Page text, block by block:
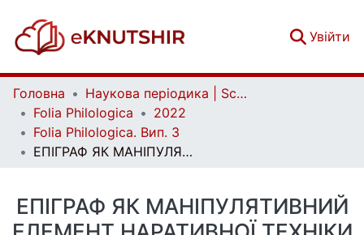
Увійти
Головна
Наукова періодика | Scientific periodicals
Folia Philologica
2022
Folia Philologica. Вип. 3
ЕПІГРАФ ЯК МАНІПУЛЯТИВНИЙ ЕЛЕМЕНТ НАРАТИВНОЇ ТЕХНІКИ СУЧАСНОЇ ФРАНЦУЗЬКОЇ ЖІНОЧОЇ ПРОЗИ
ЕПІГРАФ ЯК МАНІПУЛЯТИВНИЙ